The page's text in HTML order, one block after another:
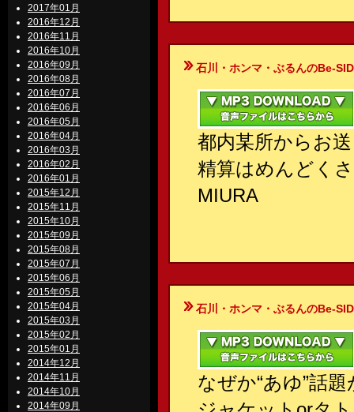
2017年01月
2016年12月
2016年11月
2016年10月
2016年09月
2016年08月
2016年07月
2016年06月
2016年05月
2016年04月
2016年03月
2016年02月
2016年01月
2015年12月
2015年11月
2015年10月
2015年09月
2015年08月
2015年07月
2015年06月
2015年05月
2015年04月
2015年03月
2015年02月
2015年01月
2014年12月
2014年11月
2014年10月
2014年09月
石川・ホンマ・ぶるんのBe-
都内某所からお
精算はめんどく
MIURA
石川・ホンマ・ぶるんのBe-
なぜか“あゆ”話